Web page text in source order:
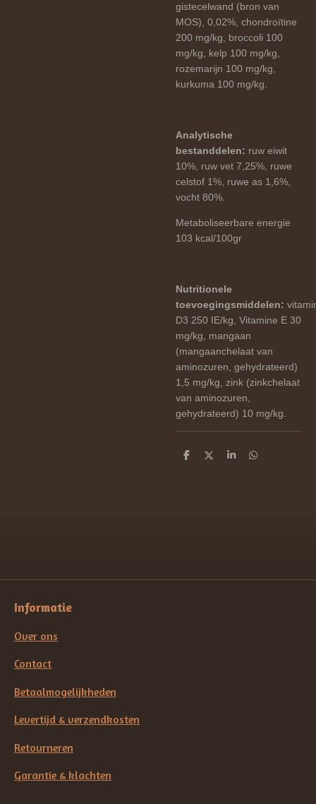
gistecelwand (bron van
MOS), 0,02%, chondroïtine
200 mg/kg, broccoli 100
mg/kg, kelp 100 mg/kg,
rozemarijn 100 mg/kg,
kurkuma 100 mg/kg.
Analytische
bestanddelen: ruw eiwit
10%, ruw vet 7,25%, ruwe
celstof 1%, ruwe as 1,6%,
vocht 80%.
Metaboliseerbare energie
103 kcal/100gr
Nutritionele
toevoegingsmiddelen:
D3 250 IE/kg, Vitamine E 30
mg/kg, mangaan
(mangaanchelaat van
aminozuren, gehydrateerd)
1,5 mg/kg, zink (zinkchelaat
van aminozuren,
gehydrateerd) 10 mg/kg.
D
D
S
D
Informatie
Over ons
Contact
Betaalmogelijkheden
Levertijd & verzendkosten
Retourneren
Garantie & klachten